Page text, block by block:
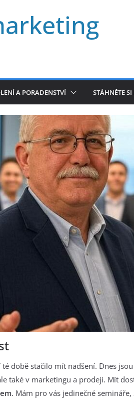
A PORADENSTVÍ STÁHNĚTE
době stačilo mít nadšení. Dnes
také v marketingu a prodeji. Mít
. Mám pro vás jedinečné semináře,